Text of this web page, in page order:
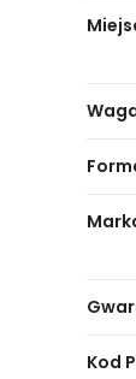
Kod